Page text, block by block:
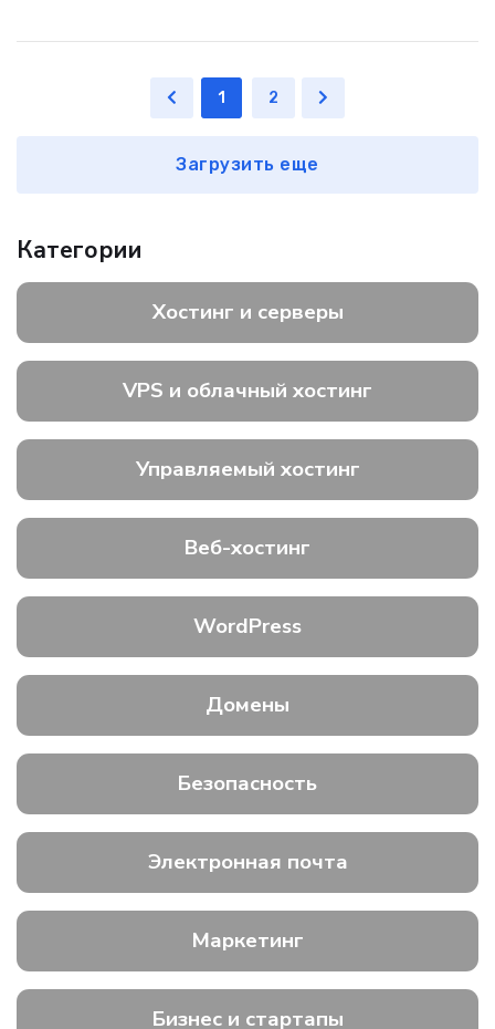
1 2
Загрузить еще
Категории
Хостинг и серверы
VPS и облачный хостинг
Управляемый хостинг
Веб-хостинг
WordPress
Домены
Безопасность
Электронная почта
Маркетинг
Бизнес и стартапы